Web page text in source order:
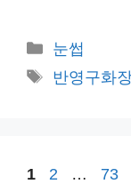
카
테
눈썹
태
반영구화
페
1
페
2 …
페
73